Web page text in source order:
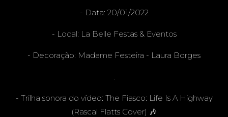
- Data: 20/01/2022
- Local: La Belle Festas & Eventos
- Decoração: Madame Festeira - Laura Borges
.
- Trilha sonora do vídeo: The Fiasco: Life Is A Highway
(Rascal Flatts Cover) 🎶